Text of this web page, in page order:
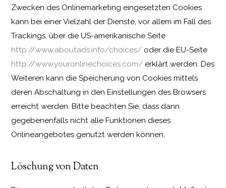
Zwecken des Onlinemarketing eingesetzten Cookies
kann bei einer Vielzahl der Dienste, vor allem im Fall des
Trackings, über die US-amerikanische Seite
http://www.aboutads.info/choices/ oder die EU-Seite
http://www.youronlinechoices.com/ erklärt werden. Des
Weiteren kann die Speicherung von Cookies mittels
deren Abschaltung in den Einstellungen des Browsers
erreicht werden. Bitte beachten Sie, dass dann
gegebenenfalls nicht alle Funktionen dieses
Onlineangebotes genutzt werden können.
Löschung von Daten